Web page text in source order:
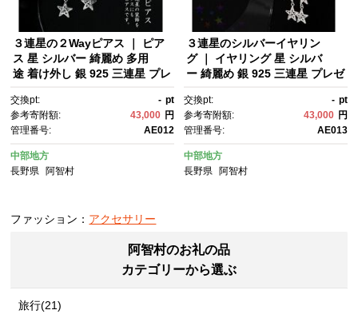
３連星の２Wayピアス ｜ ピア
ス 星 シルバー 綺麗め 多用
途 着け外し 銀 925 三連星 プレ
ル 星空 宇宙 星座 クリスマ
ス 贈答 アクセサリー 装飾
交換pt: - pt
参考寄附額:
43,000 円
管理番号:
AE012
中部地方
長野県
阿智村
３連星のシルバーイヤリン
グ ｜ イヤリング 星 シルバ
ー 綺麗め 銀 925 三連星 プレゼ
空 宇宙 星座 クリスマス 贈
答 アクセサリー 装飾
交換pt: - pt
参考寄附額:
43,000 円
管理番号:
AE013
中部地方
長野県
阿智村
ファッション： アクセサリー
阿智村のお礼の品
カテゴリーから選ぶ
旅行(21)